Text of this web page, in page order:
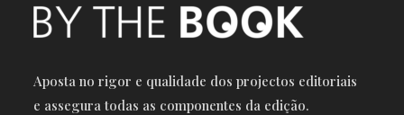
Aposta no rigor e qualidade dos projectos editoriais
e assegura todas as componentes da edição.